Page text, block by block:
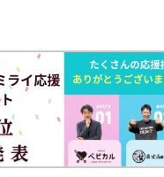
！≪高さ調整機能付き≫ベ
パンジー
Amazonで見る